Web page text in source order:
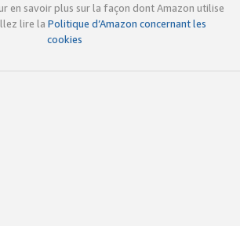
en savoir plus sur la façon dont Amazon utilise
lire la Politique d’Amazon concernant les
cookies